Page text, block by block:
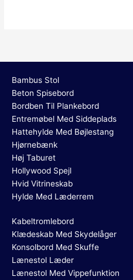
Bambus Stol
Beton Spisebord
Bordben Til Plankebord
Entremøbel Med Siddeplads
Hattehylde Med Bøjlestang
Hjørnebænk
Høj Taburet
Hollywood Spejl
Hvid Vitrineskab
Hylde Med Læderrem
Kabeltromlebord
Klædeskab Med Skydelåger
Konsolbord Med Skuffe
Lænestol Læder
Lænestol Med Vippefunktion